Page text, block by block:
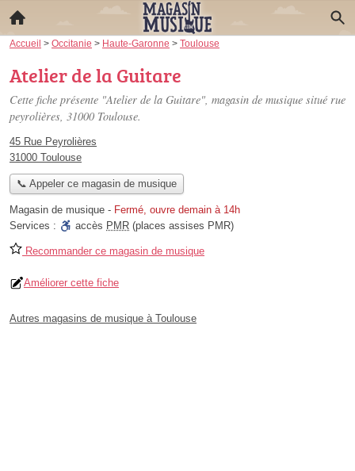
Accueil > Occitanie > Haute-Garonne > Toulouse
Atelier de la Guitare
Cette fiche présente "Atelier de la Guitare", magasin de musique situé rue
peyrolières, 31000 Toulouse.
45 Rue Peyrolières
31000 Toulouse
📞 Appeler ce magasin de musique
Magasin de musique - Fermé, ouvre demain à 14h
Services :
accès PMR (places assises PMR)
Recommander ce magasin de musique
Améliorer cette fiche
Autres magasins de musique à Toulouse